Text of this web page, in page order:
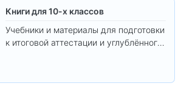
Книги для 10-х классов
Учебники и материалы для подготовки
к итоговой аттестации и углублённого